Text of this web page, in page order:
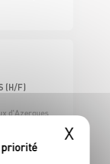
(H/F)
d'Azergues
X